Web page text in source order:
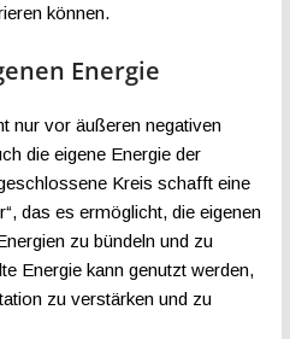
können.
Energie
nur vor äußeren negativen
die eigene Energie der
Kreis schafft eine
das es ermöglicht, die eigenen
zu bündeln und zu
Energie kann genutzt werden,
zu verstärken und zu